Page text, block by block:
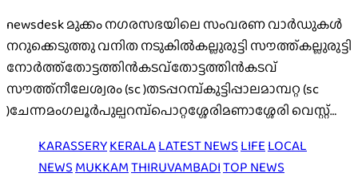
newsdesk മുക്കം നഗരസഭയിലെ സംവരണ വാര്‍ഡുകള്‍
നറുക്കെടുത്തു വനിത നടുകിൽകല്ലുരുട്ടി സൗത്ത്കല്ലുരുട്ടി
നോർത്ത്തോട്ടത്തിൻകടവ്തോട്ടത്തിൻകടവ്
സൗത്ത്നീലേശ്വരം (sc )തടപ്പറമ്പ്കുട്ടിപ്പാലമാമ്പറ്റ (sc
)ചേന്നമംഗലൂർപുല്പറമ്പ്പൊറ്റശ്ശേരിമണാശ്ശേരി വെസ്റ്റ്…
KARASSERYKERALALATEST NEWS LIFE LOCAL
NEWS MUKKAMTHIRUVAMBADITOP NEWS